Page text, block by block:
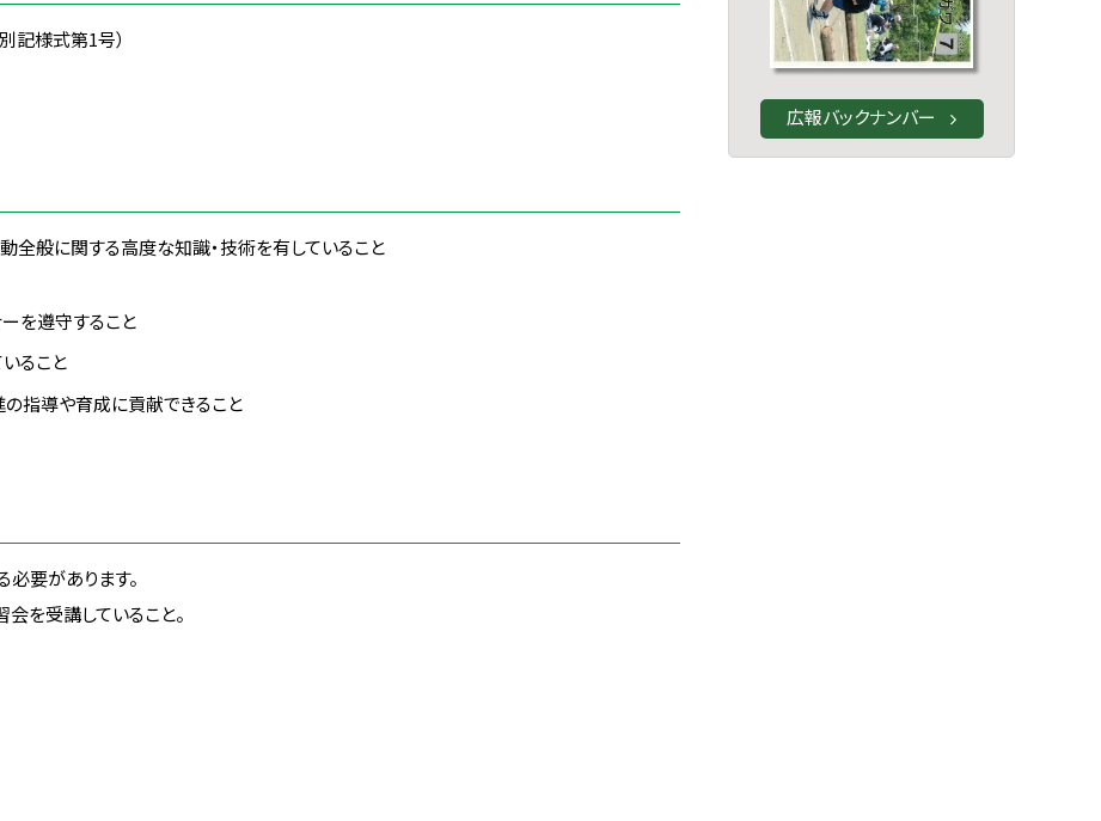
記様式第1号）
般に関する高度な知識・技術を有していること
を遵守すること
ること
指導や育成に貢献できること
要があります。
を受講していること。
広報バックナンバー